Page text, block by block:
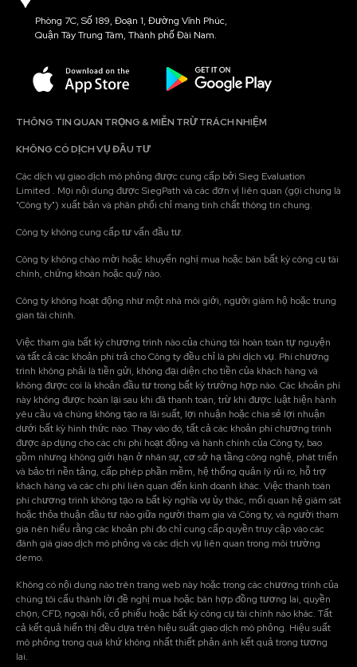
Phòng 7C, Số 189, Đoạn 1, Đường Vĩnh Phúc,
Quận Tây Trung Tâm, Thành phố Đài Nam.
THÔNG TIN QUAN TRỌNG & MIỄN TRỪ TRÁCH NHIỆM
KHÔNG CÓ DỊCH VỤ ĐẦU TƯ
Các dịch vụ giao dịch mô phỏng được cung cấp bởi Sieg Evaluation
Limited . Mọi nội dung được SiegPath và các đơn vị liên quan (gọi chung là
"Công ty") xuất bản và phân phối chỉ mang tính chất thông tin chung.
Công ty không cung cấp tư vấn đầu tư.
Công ty không chào mời hoặc khuyến nghị mua hoặc bán bất kỳ công cụ tài
chính, chứng khoán hoặc quỹ nào.
Công ty không hoạt động như một nhà môi giới, người giám hộ hoặc trung
gian tài chính.
Việc tham gia bất kỳ chương trình nào của chúng tôi hoàn toàn tự nguyện
và tất cả các khoản phí trả cho Công ty đều chỉ là phí dịch vụ. Phí chương
trình không phải là tiền gửi, không đại diện cho tiền của khách hàng và
không được coi là khoản đầu tư trong bất kỳ trường hợp nào. Các khoản phí
này không được hoàn lại sau khi đã thanh toán, trừ khi được luật hiện hành
yêu cầu và chúng không tạo ra lãi suất, lợi nhuận hoặc chia sẻ lợi nhuận
dưới bất kỳ hình thức nào. Thay vào đó, tất cả các khoản phí chương trình
được áp dụng cho các chi phí hoạt động và hành chính của Công ty, bao
gồm nhưng không giới hạn ở nhân sự, cơ sở hạ tầng công nghệ, phát triển
và bảo trì nền tảng, cấp phép phần mềm, hệ thống quản lý rủi ro, hỗ trợ
khách hàng và các chi phí liên quan đến kinh doanh khác. Việc thanh toán
phí chương trình không tạo ra bất kỳ nghĩa vụ ủy thác, mối quan hệ giám sát
hoặc thỏa thuận đầu tư nào giữa người tham gia và Công ty, và người tham
gia nên hiểu rằng các khoản phí đó chỉ cung cấp quyền truy cập vào các
đánh giá giao dịch mô phỏng và các dịch vụ liên quan trong môi trường
demo.
Không có nội dung nào trên trang web này hoặc trong các chương trình của
chúng tôi cấu thành lời đề nghị mua hoặc bán hợp đồng tương lai, quyền
chọn, CFD, ngoại hối, cổ phiếu hoặc bất kỳ công cụ tài chính nào khác. Tất
cả kết quả hiển thị đều dựa trên hiệu suất giao dịch mô phỏng. Hiệu suất
mô phỏng trong quá khứ không nhất thiết phản ánh kết quả trong tương
lai.